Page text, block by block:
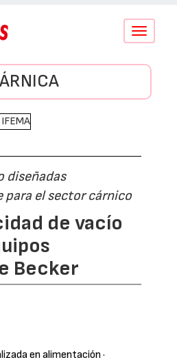
Conmutar
diseñadas
para el sector cárnico
de vacío
Becker
en alimentación ·